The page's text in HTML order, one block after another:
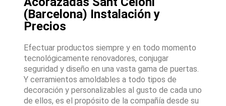
(Barcelona) Instalación y
Precios
Efectuar productos siempre y en todo momento
tecnológicamente renovadores, conjugar
seguridad y diseño en una vasta gama de puertas.
Y cerramientos amoldables a todo tipos de
decoración y personalizables al gusto de cada uno
de ellos, es el propósito de la compañía desde su